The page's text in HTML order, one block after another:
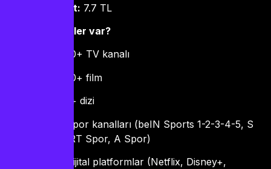
Günlük maliyet: 7.7 TL
Bu pakette neler var?
20.000+ TV kanalı
50.000+ film
5.000+ dizi
Tüm spor kanalları (beIN Sports 1-2-3-4-5, S
Sport, TRT Spor, A Spor)
Tüm dijital platformlar (Netflix, Disney+,